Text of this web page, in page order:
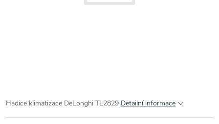
Hadice klimatizace DeLonghi TL2829 Detailní informace